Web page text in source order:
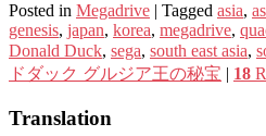
Posted in Megadrive | Tagged asia,
genesis, japan, korea, megadrive,
Donald Duck, sega, south east asia,
ドダック グルジア王の秘宝 | 18
Translation